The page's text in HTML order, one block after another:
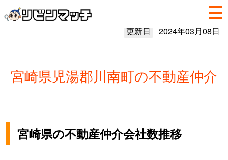
更新日 2024年03月08日
宮崎県児湯郡川南町の不動産仲介
宮崎県の不動産仲介会社数推移